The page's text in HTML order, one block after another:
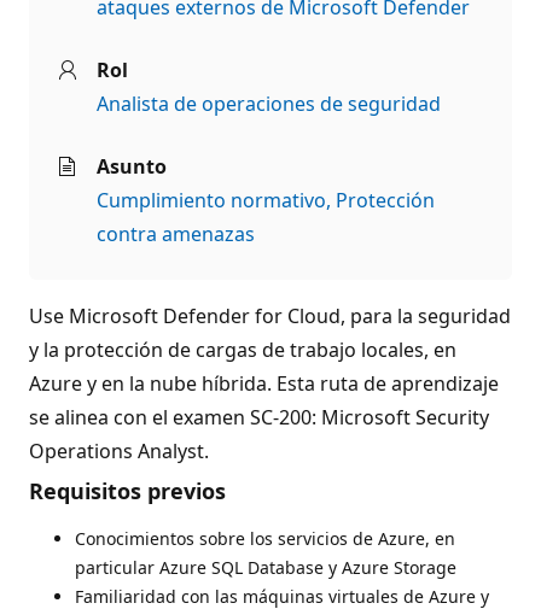
ataques externos de Microsoft Defender
Rol
Analista de operaciones de seguridad
Asunto
Cumplimiento normativo Protección
contra amenazas
Use Microsoft Defender for Cloud, para la seguridad
y la protección de cargas de trabajo locales, en
Azure y en la nube híbrida. Esta ruta de aprendizaje
se alinea con el examen SC-200: Microsoft Security
Operations Analyst.
Requisitos previos
Conocimientos sobre los servicios de Azure, en
particular Azure SQL Database y Azure Storage
Familiaridad con las máquinas virtuales de Azure y